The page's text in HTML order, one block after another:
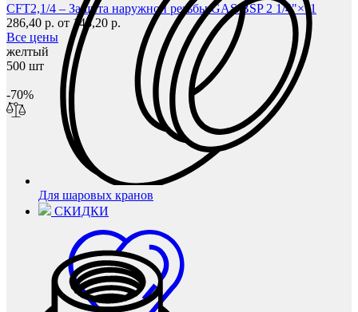
Для шаровых кранов
СКИДКИ
CFT2,1/4 – Защита наружной резьбы GAS/BSP 2 1/4"×11
286,40 р. от 143,20 р.
Все цены
желтый
500 шт
-70%